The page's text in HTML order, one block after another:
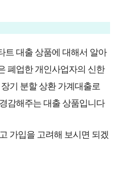
트 대출 상품에 대해서 알아
폐업한 개인사업자의 신한
기 분할 상환 가계대출로
감해주는 대출 상품입니다
가입을 고려해 보시면 되겠